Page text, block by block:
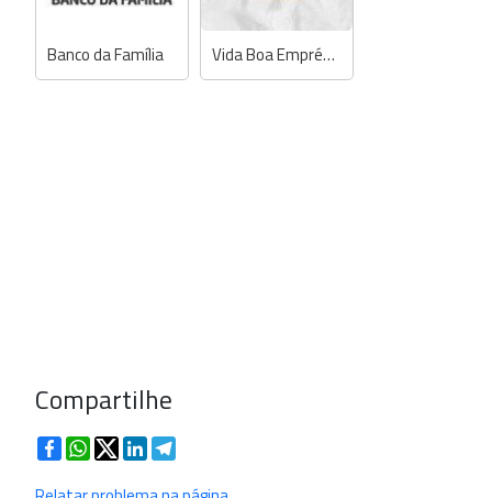
Banco da Família Vida Boa Empréstimos
Compartilhe
FacebookWhatsApp
TwitterLinkedIn